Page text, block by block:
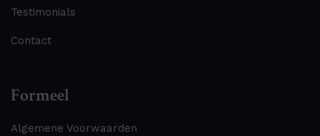
Testimonials
Contact
Formeel
Algemene Voorwaarden